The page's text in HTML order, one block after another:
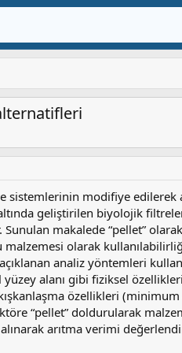
modifiye edilerek
geliştirilen biyolojik
makalede “pellet”
malzemesi olarak
analiz yöntemleri
yüzey alanı gibi fiziksel
özellikleri (minimum
“pellet” doldurularak
arıtma verimi